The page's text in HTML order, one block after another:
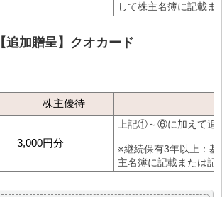
して株主名簿に記載
【追加贈呈】クオカード
株主優待
3,000円分
上記①～⑥に加えて追
※継続保有3年以上：
主名簿に記載または記